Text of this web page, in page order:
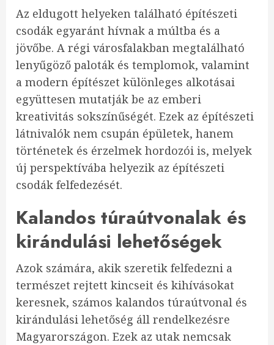
Az eldugott helyeken található építészeti
csodák egyaránt hívnak a múltba és a
jövőbe. A régi városfalakban megtalálható
lenyűgöző paloták és templomok, valamint
a modern építészet különleges alkotásai
együttesen mutatják be az emberi
kreativitás sokszínűségét. Ezek az építészeti
látnivalók nem csupán épületek, hanem
történetek és érzelmek hordozói is, melyek
új perspektívába helyezik az építészeti
csodák felfedezését.
Kalandos túraútvonalak és
kirándulási lehetőségek
Azok számára, akik szeretik felfedezni a
természet rejtett kincseit és kihívásokat
keresnek, számos kalandos túraútvonal és
kirándulási lehetőség áll rendelkezésre
Magyarországon. Ezek az utak nemcsak